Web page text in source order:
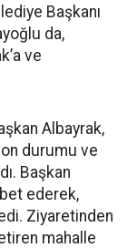
Başkanı
da,
ve
Albayrak,
durumu ve
Başkan
ederek,
Ziyaretinden
mahalle